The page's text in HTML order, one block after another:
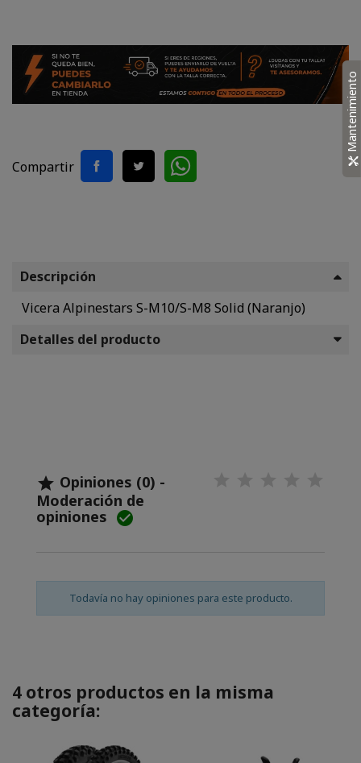
Compartir
Descripción
Vicera Alpinestars S-M10/S-M8 Solid (Naranjo)
Detalles del producto
 Opiniones (0) -
Moderación de
opiniones 
Todavía no hay opiniones para este producto.
4 otros productos en la misma
categoría:
Mantenimiento